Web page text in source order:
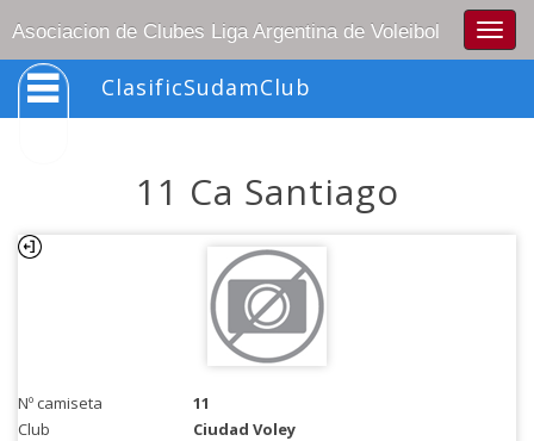
Asociacion de Clubes Liga Argentina de Voleibol
ClasificSudamClub
11 Ca Santiago
Nº camiseta
11
Club
Ciudad Voley